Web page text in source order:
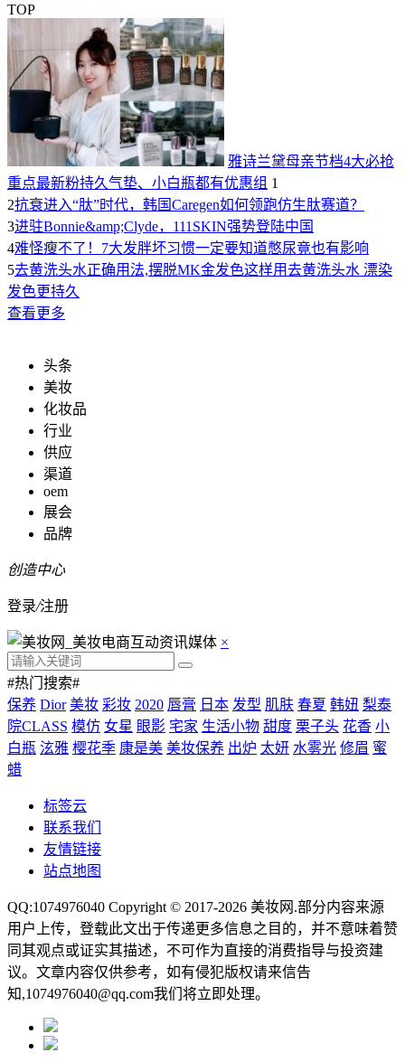
TOP
雅诗兰黛母亲节档4大必抢
重点最新粉持久气垫、小白瓶都有优惠组 1
2抗衰进入“肽”时代，韩国Caregen如何领跑仿生肽赛道？
3进驻Bonnie&amp;Clyde，111SKIN强势登陆中国
4难怪瘦不了！7大发胖坏习惯一定要知道憋尿竟也有影响
5去黄洗头水正确用法,摆脱MK金发色这样用去黄洗头水 漂染
发色更持久
查看更多
头条
美妆
化妆品
行业
供应
渠道
oem
展会
品牌
创造中心
登录/注册
×
#热门搜索#
保养 Dior 美妆 彩妆 2020 唇膏 日本 发型 肌肤 春夏 韩妞 梨泰
院CLASS 模仿 女星 眼影 宅家 生活小物 甜度 栗子头 花香 小
白瓶 泫雅 樱花季 康是美 美妆保养 出炉 太妍 水雾光 修眉 蜜
蜡
标签云
联系我们
友情链接
站点地图
QQ:1074976040 Copyright © 2017-2026 美妆网 .部分内容来源
用户上传，登载此文出于传递更多信息之目的，并不意味着赞
同其观点或证实其描述，不可作为直接的消费指导与投资建
议。文章内容仅供参考，如有侵犯版权请来信告
知,1074976040@qq.com我们将立即处理。